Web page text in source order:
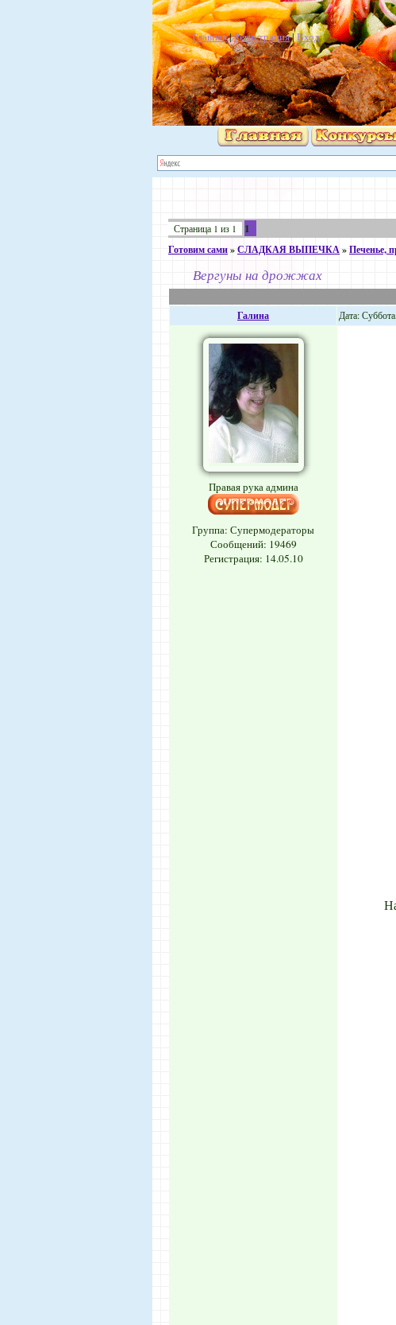
Главная|Регистрация|Вход
Страница 1 из 1 1
Готовим сами»СЛАДКАЯ ВЫПЕЧКА»Печенье,
Вергуны на дрожжах
Галина Дата:
Правая рука админа
Группа: Супермодераторы
Сообщений: 19469
Регистрация: 14.05.10